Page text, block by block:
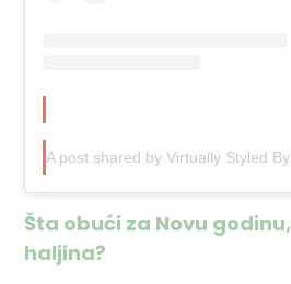
Šta obući za Novu
haljina?